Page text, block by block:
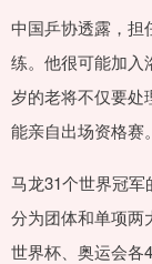
中国乒协透露，担
练。他很可能加入
岁的老将不仅要处
能亲自出场资格赛。
马龙31个世界冠
分为团体和单项两
世界杯、奥运会各